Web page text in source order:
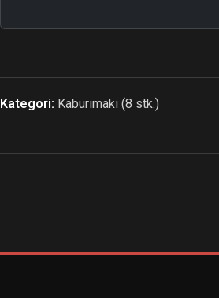
Kategori: Kaburimaki (8 stk.)